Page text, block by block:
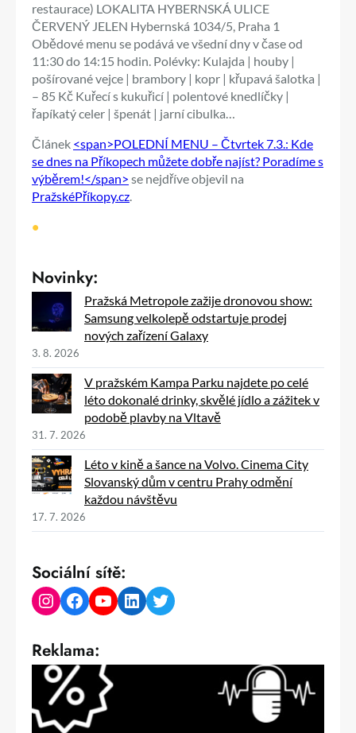
restaurace) LOKALITA HYBERNSKÁ ULICE
ČERVENÝ JELEN Hybernská 1034/5, Praha 1
Obědové menu se podává ve všední dny v čase od
11:30 do 14:15 hodin. Polévky: Kulajda | houby |
pošírované vejce | brambory | kopr | křupavá šalotka |
– 85 Kč Kuřecí s kukuřicí | polentové knedlíčky |
řapíkatý celer | špenát | jarní cibulka…
Článek <span>POLEDNÍ MENU – Čtvrtek 7.3.: Kde
se dnes na Příkopech můžete dobře najíst? Poradíme s
výběrem!</span> se nejdříve objevil na
PražskéPříkopy.cz.
•
Novinky:
Pražská Metropole zažije dronovou show:
Samsung velkolepě odstartuje prodej
nových zařízení Galaxy
3. 8. 2026
V pražském Kampa Parku najdete po celé
léto dokonalé drinky, skvělé jídlo a zážitek v
podobě plavby na Vltavě
31. 7. 2026
Léto v kině a šance na Volvo. Cinema City
Slovanský dům v centru Prahy odmění
každou návštěvu
17. 7. 2026
Sociální sítě:
Instagram Facebook YouTube LinkedIn Twitter
Reklama: